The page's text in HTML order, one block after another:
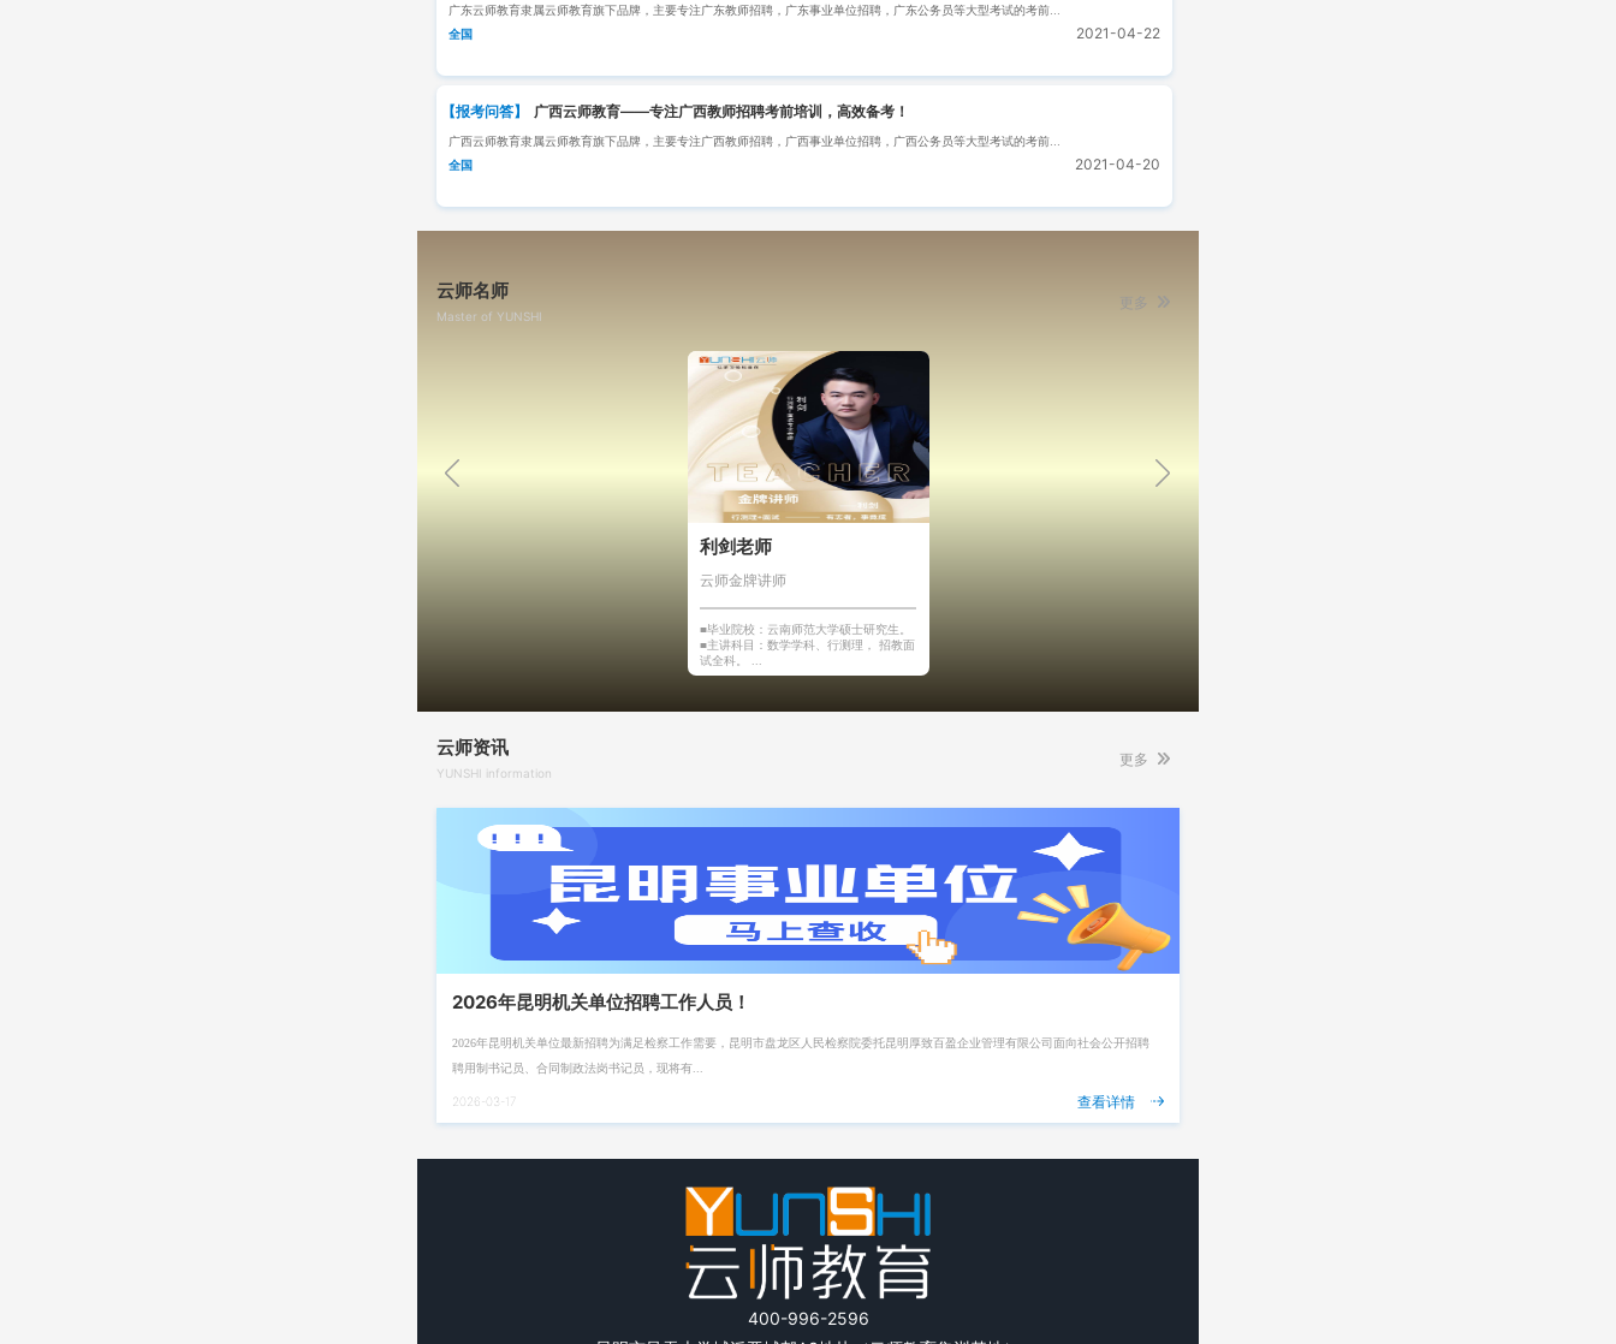
广东云师教育隶属云师教育旗下品牌，主要专注广东教师招聘，广东事业单位招聘，广东公务员等大型考试的考前...
全国
2021-04-22
【报考问答】 广西云师教育——专注广西教师招聘考前培训，高效备考！
广西云师教育隶属云师教育旗下品牌，主要专注广西教师招聘，广西事业单位招聘，广西公务员等大型考试的考前...
全国
2021-04-20
云师名师
Master of YUNSHI
更多
利剑老师
云师金牌讲师
■毕业院校：云南师范大学硕士研究生。
■主讲科目：数学学科、行测理， 招教面
试全科。 ...
云师资讯
YUNSHI information
更多
2026年昆明机关单位招聘工作人员！
2026年昆明机关单位最新招聘为满足检察工作需要，昆明市盘龙区人民检察院委托昆明厚致百盈企业管理有限公司面向社会公开招聘
聘用制书记员、合同制政法岗书记员，现将有...
2026-03-17 查看详情
400-996-2596